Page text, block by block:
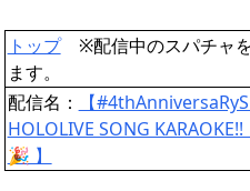
トップ※配信中のスパチャを
ます。
配信名：
【
HOLOLIVE SONG
🎉 】